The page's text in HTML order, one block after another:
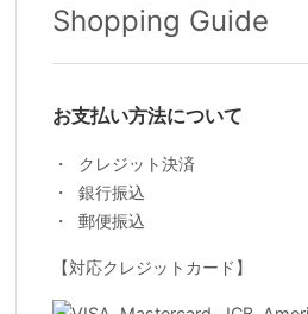
Shopping Guide
お支払い方法について
クレジット決済
銀行振込
郵便振込
【対応クレジットカード】